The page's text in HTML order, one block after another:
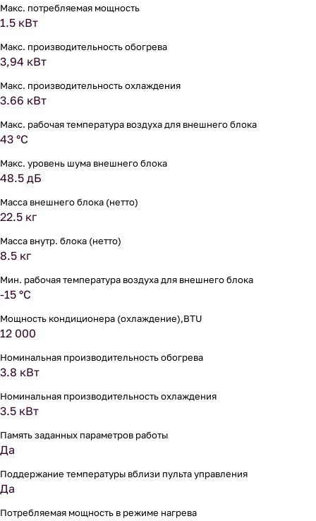
Макс. потребляемая мощность
1.5 кВт
Макс. производительность обогрева
3,94 кВт
Макс. производительность охлаждения
3.66 кВт
Макс. рабочая температура воздуха для внешнего блока
43 °С
Макс. уровень шума внешнего блока
48.5 дБ
Масса внешнего блока (нетто)
22.5 кг
Масса внутр. блока (нетто)
8.5 кг
Мин. рабочая температура воздуха для внешнего блока
-15 °С
Мощность кондиционера (охлаждение),BTU
12 000
Номинальная производительность обогрева
3.8 кВт
Номинальная производительность охлаждения
3.5 кВт
Память заданных параметров работы
Да
Поддержание температуры вблизи пульта управления
Да
Потребляемая мощность в режиме нагрева